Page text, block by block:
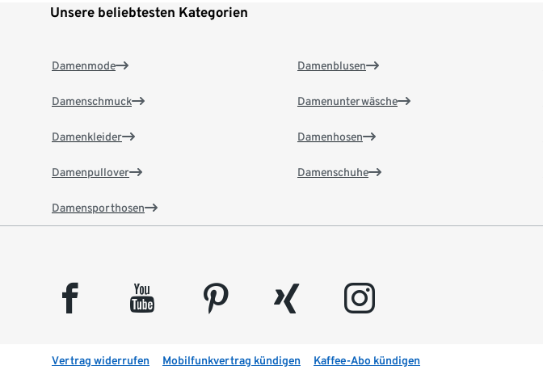
Unsere beliebtesten Kategorien
Damenmode
Damenschmuck
Damenkleider
Damenpullover
Damensporthosen
Damenblusen
Damenunterwäsche
Damenhosen
Damenschuhe
facebook youtube pinterest xing instagram
Vertrag widerrufen Mobilfunkvertrag kündigen Kaffee-Abo kündigen